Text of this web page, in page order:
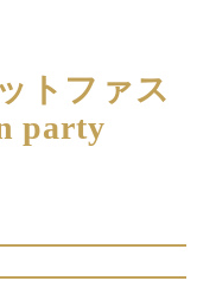
トファス
party